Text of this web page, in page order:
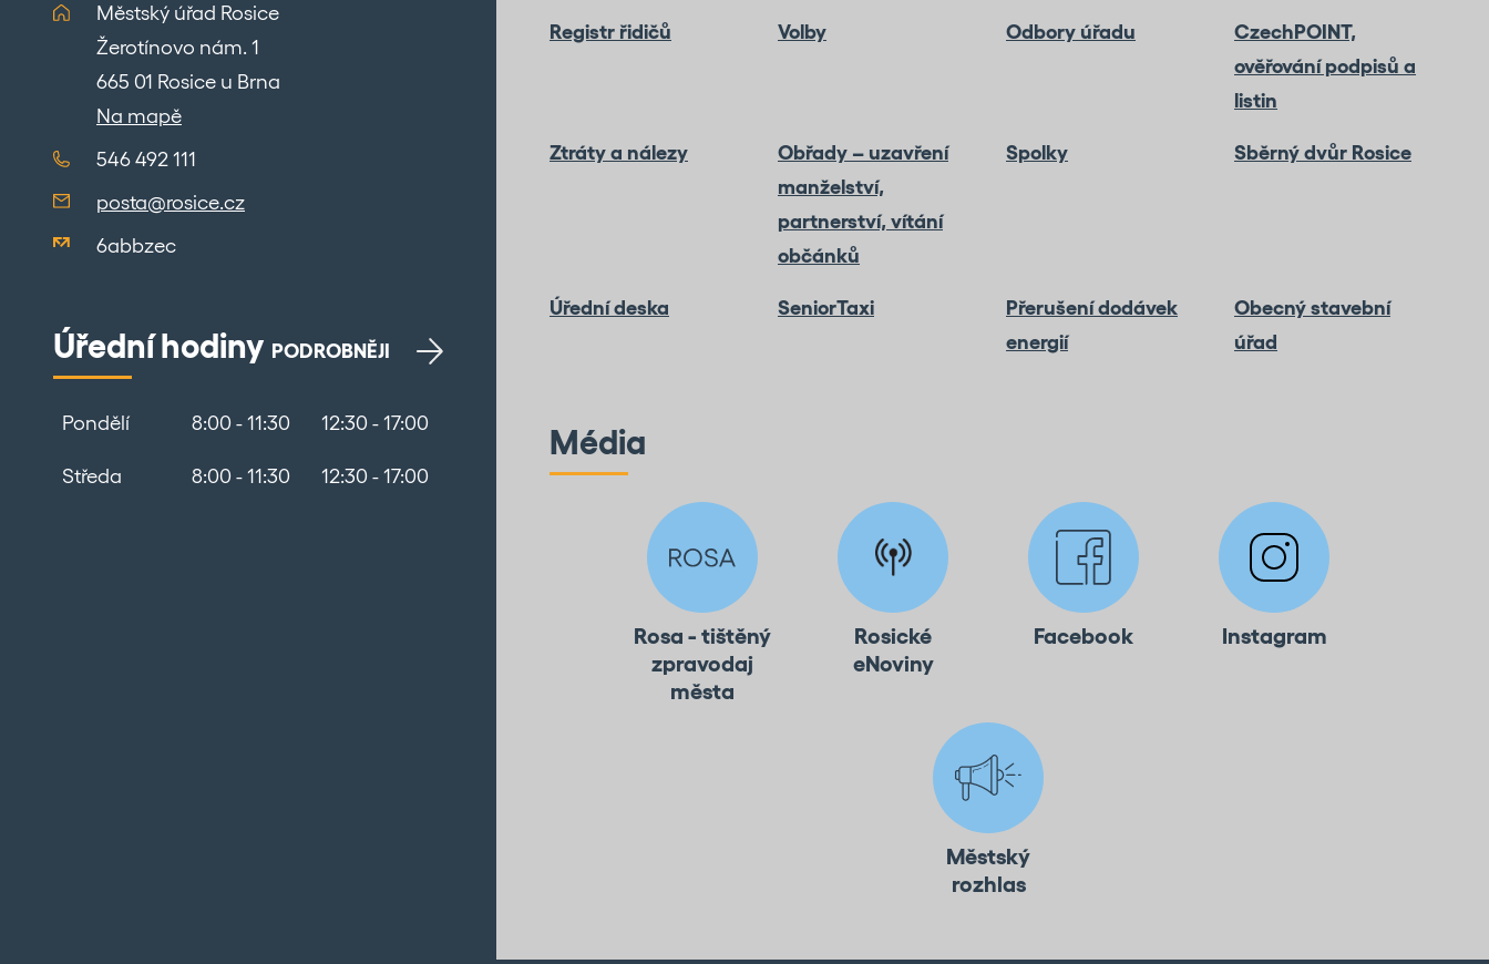
Městský úřad Rosice
Žerotínovo nám. 1
665 01 Rosice u Brna
Na mapě
546 492 111
posta@rosice.cz
6abbzec
Úřední hodiny PODROBNĚJI
Pondělí 8:00 - 11:30 12:30 - 17:00
Středa 8:00 - 11:30 12:30 - 17:00
Registr řidičů Volby Odbory úřadu
CzechPOINT,
ověřování podpisů a
listin
Ztráty a nálezy
Obřady – uzavření
manželství,
partnerství, vítání
občánků
Spolky Sběrný dvůr Rosice
Úřední deska SeniorTaxi
Přerušení dodávek
energií
Obecný stavební
úřad
Média
Rosa - tištěný
zpravodaj
města
Rosické
eNoviny
Facebook Instagram
Městský
rozhlas